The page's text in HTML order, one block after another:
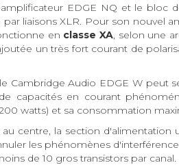
EDGE NQ et le bloc
par liaisons XLR. Pour son nouvel
en classe XA, selon une
un très fort courant de
Cambridge Audio EDGE W peut
capacités en courant
watts) et sa consommation
centre, la section
les phénomènes
de 10 gros transistors par canal.